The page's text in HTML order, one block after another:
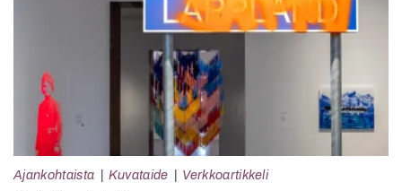
Ajankohtaista Kuvataide Verkkoartikkeli